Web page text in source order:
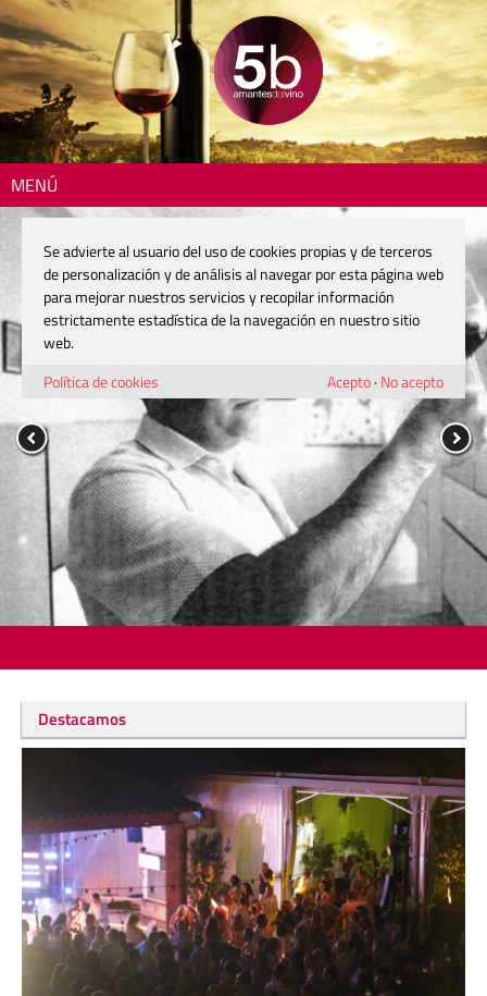
MENÚ
Destacamos
Se advierte al usuario del uso de cookies propias y de terceros
de personalización y de análisis al navegar por esta página web
para mejorar nuestros servicios y recopilar información
estrictamente estadística de la navegación en nuestro sitio
web.
Política de cookies
Acepto· No acepto